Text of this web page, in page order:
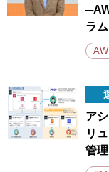
ラ
ア
リ
管